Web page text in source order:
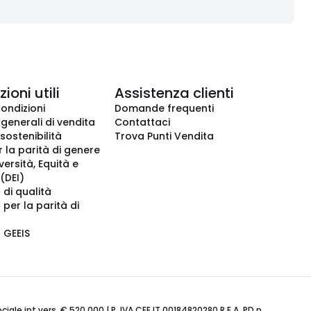
utili
di vendita
la parità di genere
Equità e
qualità
per la parità di
Assistenza clienti
Domande frequenti
Contattaci
Trova Punti Vendita